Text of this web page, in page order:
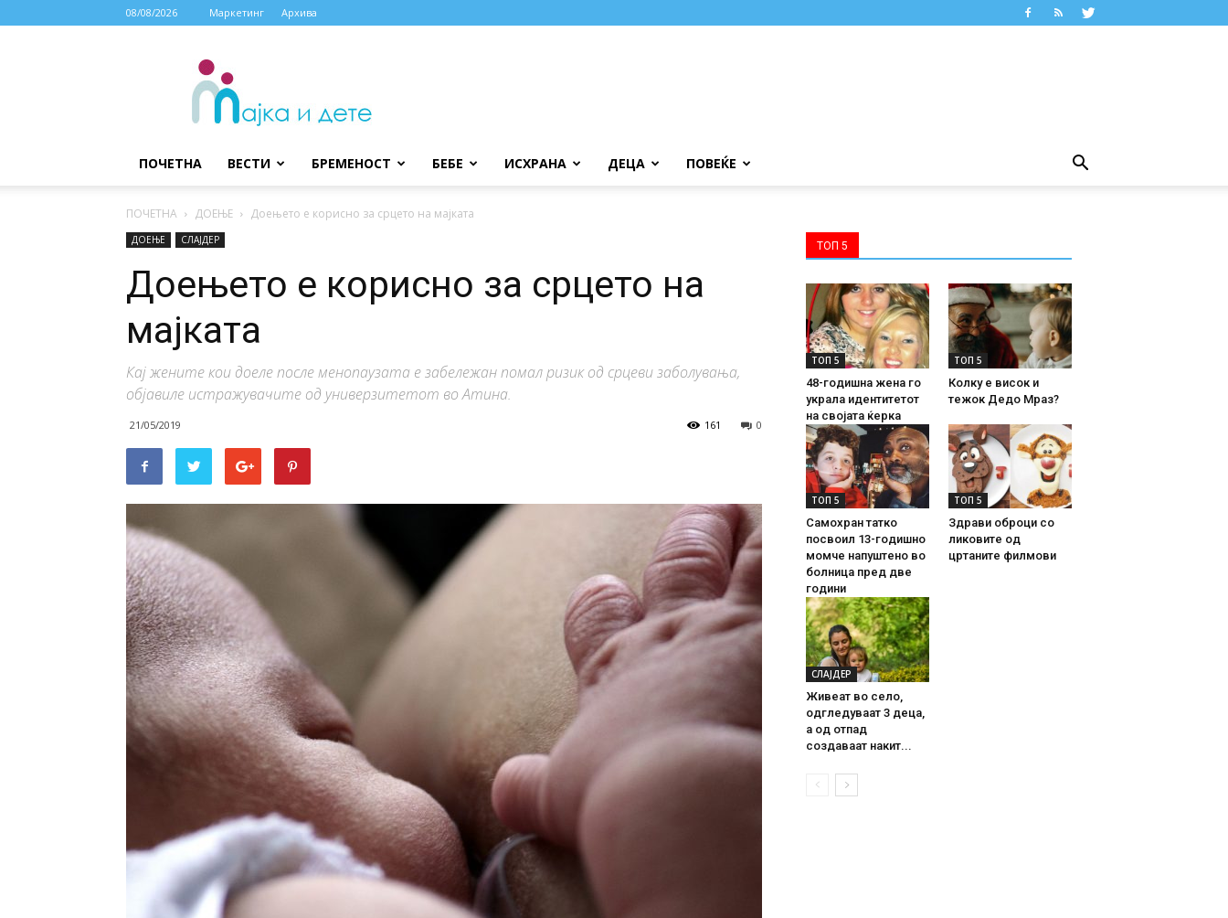
08/08/2026 Маркетинг Архива
МАЈКА
ДЕТЕ
ПОЧЕТНА ВЕСТИ БРЕМЕНОСТ БЕБЕ ИСХРАНА ДЕЦА ПОВЕЌЕ
ПОЧЕТНА ДОЕЊЕ Доењето е корисно за срцето на мајката
ДОЕЊЕ СЛАЈДЕР
Доењето е корисно за срцето на
мајката
Кај жените кои доеле после менопаузата е забележан помал ризик од срцеви заболувања,
објавиле истражувачите од универзитетот во Атина.
21/05/2019 0
161
ТОП 5
ТОП 5
48-годишна жена го
украла идентитетот
на својата ќерка
ТОП 5
Колку е висок и
тежок Дедо Мраз?
ТОП 5
Самохран татко
посвоил 13-годишно
момче напуштено во
болница пред две
години
ТОП 5
Здрави оброци со
ликовите од
цртаните филмови
СЛАЈДЕР
Живеат во село,
одгледуваат 3 деца,
а од отпад
создаваат накит...